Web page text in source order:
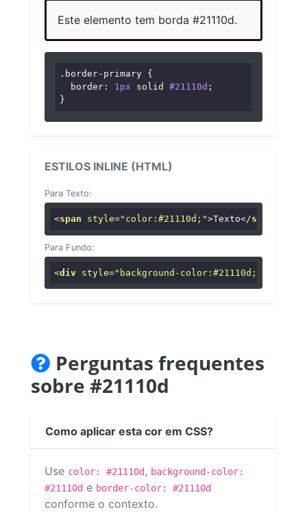
Este elemento tem borda #21110d.
.border-primary {
border : 1px solid #21110d ;
}
ESTILOS INLINE (HTML)
Para Texto:
<span style="color:#21110d;">Texto</span
Para Fundo:
<div style="background-color:#21110d;"
Perguntas frequentes
sobre #21110d
Como aplicar esta cor em CSS?
Use color: #21110d, background-color:
#21110d e border-color: #21110d
conforme o contexto.